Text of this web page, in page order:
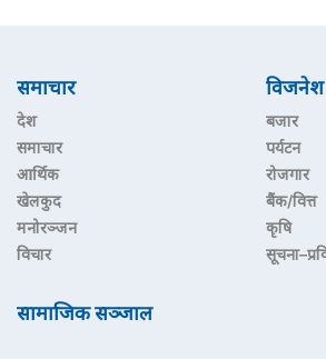
समाचार
देश
समाचार
आर्थिक
खेलकुद
मनोरञ्जन
विचार
विजनेश
बजार
पर्यटन
रोजगार
बैंक/वित्त
कृषि
सामाजिक सञ्जाल